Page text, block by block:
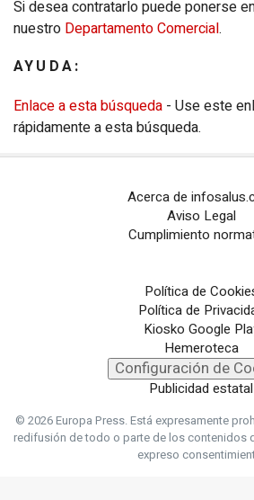
Podcasts
Servicios
Loterías y sorteos
Configuración de Cookies
NOTIMÉRICA
Si desea contratarlo puede ponerse
nuestro Departamento Comercial.
AYUDA:
Enlace a esta búsqueda - Use este
rápidamente a esta búsqueda.
Acerca de
Aviso Legal
Cumplimiento
Política de
Política de
Kiosko Google
Hemeroteca
Configuración de
Publicidad estatal
© 2026 Europa Press.Está expresamente
redifusión de todo o parte de los contenidos
expreso